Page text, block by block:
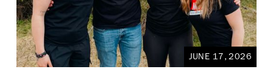
JUNE 17, 2026